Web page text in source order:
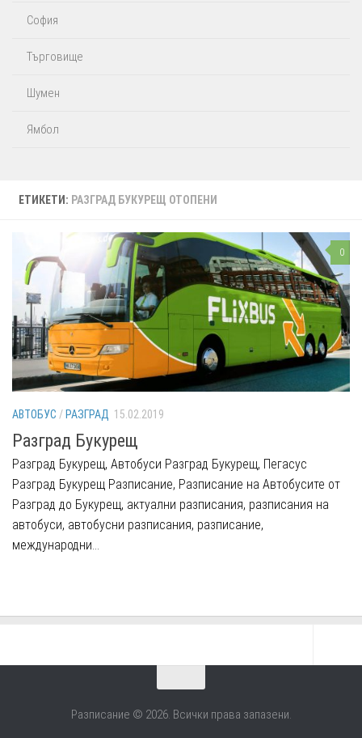
ЕТИКЕТИ: РАЗГРАД БУКУРЕЩ ОТОПЕНИ
0
АВТОБУС / РАЗГРАД 15.02.2019
Разград Букурещ
Разград Букурещ, Автобуси Разград Букурещ, Пегасус
Разград Букурещ Разписание, Разписание на Автобусите от
Разград до Букурещ, актуални разписания, разписания на
автобуси, автобусни разписания, разписание,
международни...
София
Търговище
Шумен
Ямбол
Разписание © 2026. Всички права запазени.